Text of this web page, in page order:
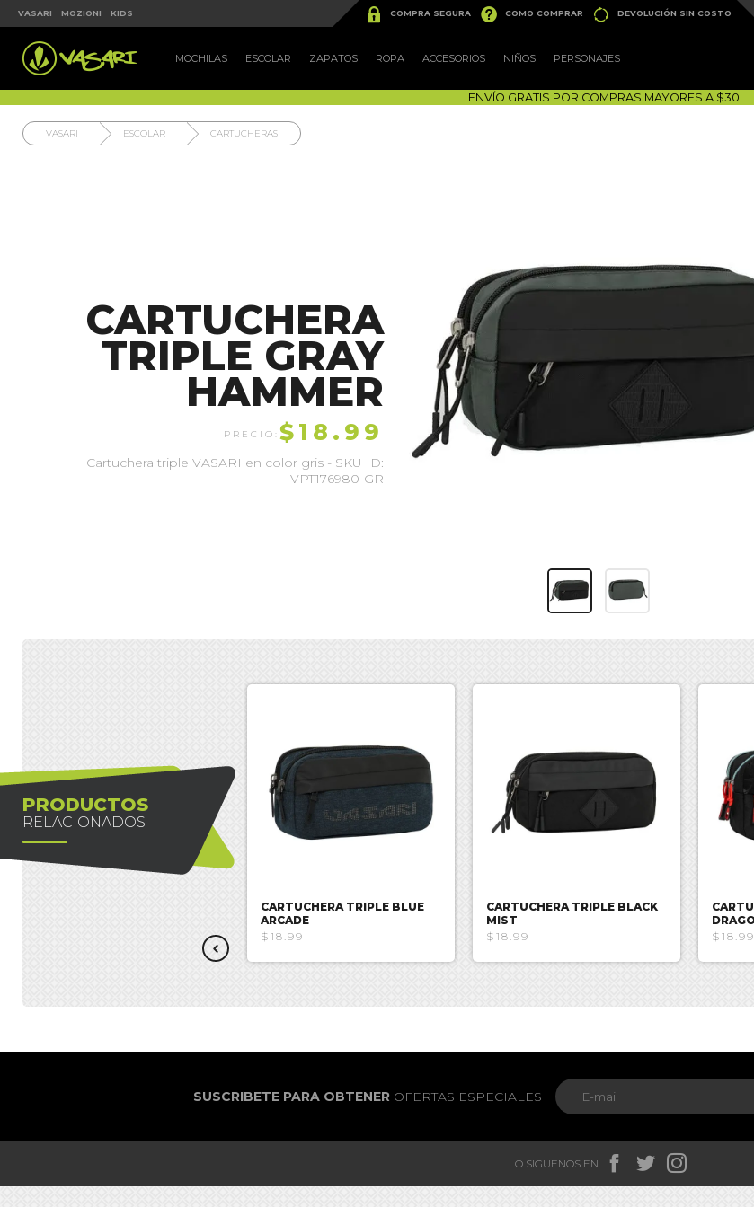
VASARI MOZIONI KIDS  COMPRA SEGURA  COMO COMPRAR  DEVOLUCIÓN SIN COSTO
 MOCHILAS ESCOLAR ZAPATOS ROPA ACCESORIOS NIÑOS PERSONAJES
ENVÍO GRATIS POR COMPRAS MAYORES A $30
VASARI ESCOLAR CARTUCHERAS
CARTUCHERA
TRIPLE GRAY
HAMMER
$18.99
Cartuchera triple VASARI en color gris - SKU ID:
VPT176980-GR
PRODUCTOS
RELACIONADOS
CARTUCHERA TRIPLE BLUE
ARCADE
$18.99
CARTUCHERA TRIPLE BLACK
MIST
$18.99
$18.99
SUSCRIBETE PARA OBTENEROFERTAS ESPECIALES
O SIGUENOS EN   